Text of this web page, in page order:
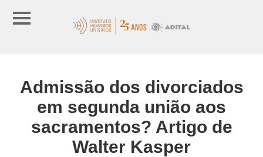
Admissão dos divorciados
em segunda união aos
sacramentos? Artigo de
Walter Kasper